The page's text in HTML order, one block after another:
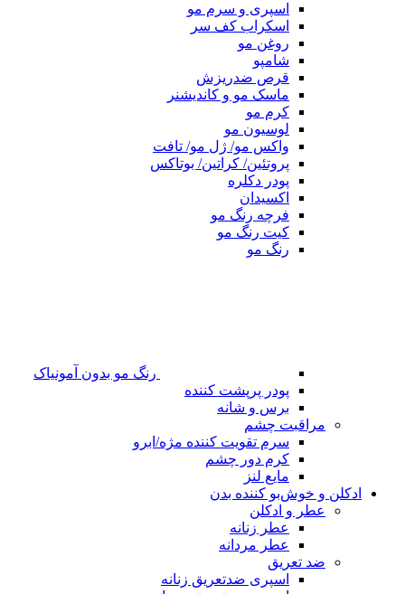
اسپری و سرم مو
اسکراب کف سر
روغن مو
شامپو
قرص ضدریزش
ماسک مو و کاندیشنر
کرم مو
لوسیون مو
واکس مو/ ژل مو/ تافت
پروتئین/ کراتین/ بوتاکس
پودر دکلره
اکسیدان
فرچه رنگ مو
کیت رنگ مو
رنگ مو
رنگ مو بدون آمونیاک
پودر پرپشت کننده
برس و شانه
مراقبت چشم
سرم تقویت کننده مژه/ابرو
کرم دور چشم
مایع لنز
ادکلن و خوش‌بو کننده بدن
عطر و ادکلن
عطر زنانه
عطر مردانه
ضد تعریق
اسپری ضدتعریق زنانه